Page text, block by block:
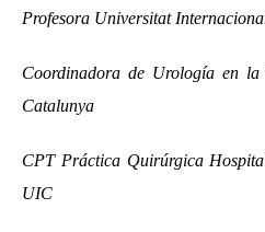
Profesora Universitat
Coordinadora de Urología en
Catalunya
CPT Práctica Quirúrgica
UIC